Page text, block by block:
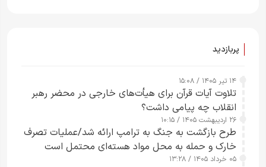
پربازدید
۱۴ تیر ۱۴۰۵ / ۱۵:۰۸
تلاوت آیات قرآن برای هیأت‌های خارجی در محضر رهبر
انقلاب چه پیامی داشت؟
۲۶ اردیبهشت ۱۴۰۵ / ۱۰:۱۵
طرح‌ بازگشت به جنگ به ترامپ ارائه شد/عملیات تصرف
خارک و حمله به محل مواد هسته‌ای محتمل است
۰۵ خرداد ۱۴۰۵ / ۱۳:۲۸